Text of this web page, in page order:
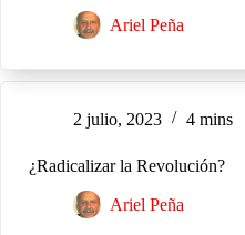
Ariel Peña
2 julio, 2023 4 mins
¿Radicalizar la Revolución?
Ariel Peña